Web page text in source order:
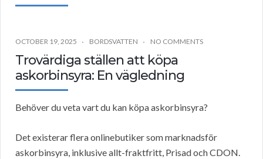
OCTOBER 19, 2025 BORDSVATTEN NO COMMENTS
Trovärdiga ställen att köpa
askorbinsyra: En vägledning
Behöver du veta vart du kan köpa askorbinsyra?
Det existerar flera onlinebutiker som marknadsför
askorbinsyra, inklusive allt-fraktfritt, Prisad och CDON.